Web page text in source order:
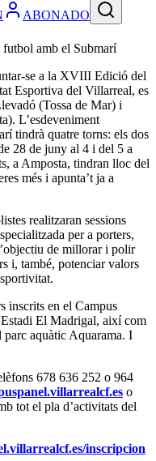
ABONADO
futbol amb el Submarí
se a la XVIII Edició del
Esportiva del Villarreal, es
(Tossa de Mar) i
L’esdeveniment
tindrà quatre torns: els dos
28 de juny al 4 i del 5 a
a Amposta, tindran lloc del
més i apunta’t ja a
realitzaran sessions
per a porters,
de millorar i polir
i, també, potenciar valors
inscrits en el Campus
El Madrigal, així com
parc aquàtic Aquarama. I
678 636 252 o 964
o
tot el pla d’activitats del
inscripcion